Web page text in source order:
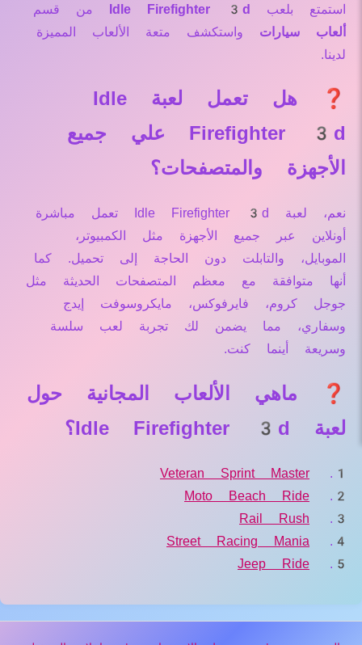
استمتع بلعب Idle Firefighter 3d من قسم
ألعاب سيارات واستكشف متعة الألعاب المميزة
لدينا.
❓ هل تعمل لعبة Idle
Firefighter 3d علي جميع
الأجهزة والمتصفحات؟
نعم، لعبة Idle Firefighter 3d تعمل مباشرة
أونلاين عبر جميع الأجهزة مثل الكمبيوتر،
الموبايل، والتابلت دون الحاجة إلى تحميل. كما
أنها متوافقة مع معظم المتصفحات الحديثة مثل
جوجل كروم، فايرفوكس، مايكروسوفت إيدج
وسفاري، مما يضمن لك تجربة لعب سلسة
وسريعة أينما كنت.
❓ ماهي الألعاب المجانية حول
لعبة Idle Firefighter 3d؟
Veteran Sprint Master
Moto Beach Ride
Rail Rush
Street Racing Mania
Jeep Ride